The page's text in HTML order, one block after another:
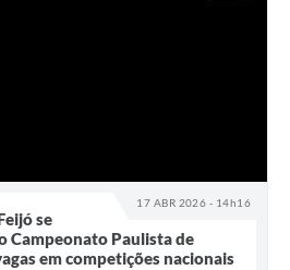
17 ABR 2026 - 14h16
se
Campeonato Paulista de
em competições nacionais